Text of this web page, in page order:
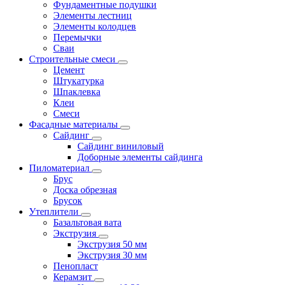
Фундаментные подушки
Элементы лестниц
Элементы колодцев
Перемычки
Сваи
Строительные смеси
Цемент
Штукатурка
Шпаклевка
Клеи
Смеси
Фасадные материалы
Сайдинг
Сайдинг виниловый
Доборные элементы сайдинга
Пиломатериал
Брус
Доска обрезная
Брусок
Утеплители
Базальтовая вата
Экструзия
Экструзия 50 мм
Экструзия 30 мм
Пенопласт
Керамзит